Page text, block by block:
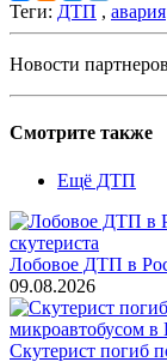
Теги: ДТП , авария
Новости партнеров
Смотрите также
Ещё ДТП
Лобовое ДТП в
09.08.2026
Скутерист погиб